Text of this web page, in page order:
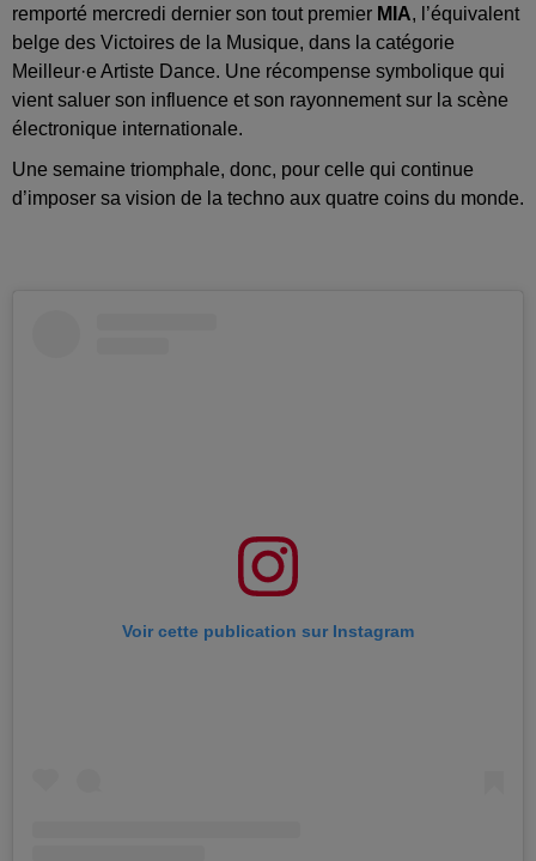
remporté mercredi dernier son tout premier MIA, l’équivalent
belge des Victoires de la Musique, dans la catégorie
Meilleur·e Artiste Dance. Une récompense symbolique qui
vient saluer son influence et son rayonnement sur la scène
électronique internationale.
Une semaine triomphale, donc, pour celle qui continue
d’imposer sa vision de la techno aux quatre coins du monde.
Voir cette publication sur Instagram